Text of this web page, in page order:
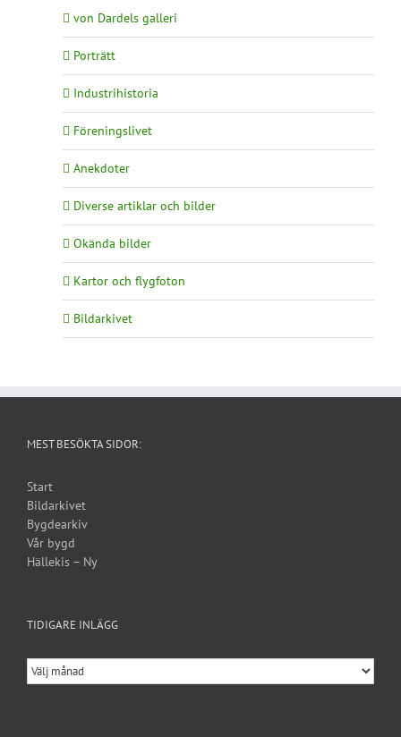
von Dardels galleri
Porträtt
Industrihistoria
Föreningslivet
Anekdoter
Diverse artiklar och bilder
Okända bilder
Kartor och flygfoton
Bildarkivet
MEST BESÖKTA SIDOR:
Start
Bildarkivet
Bygdearkiv
Vår bygd
Hällekis – Ny
TIDIGARE INLÄGG
Tidigare
inlägg